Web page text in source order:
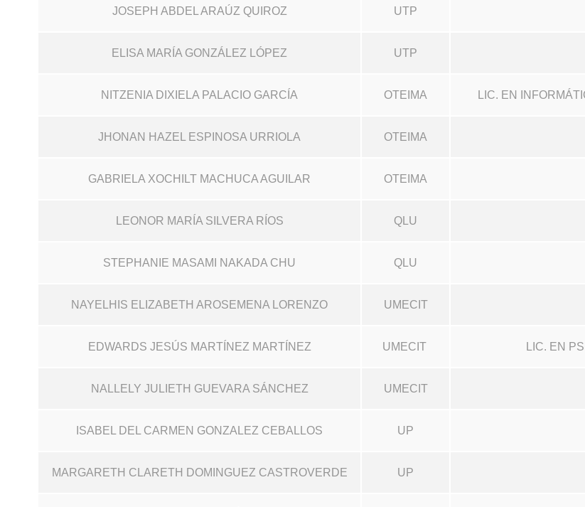
JOSEPH ABDEL ARAÚZ QUIROZ UTP
ELISA MARÍA GONZÁLEZ LÓPEZ UTP
NITZENIA DIXIELA PALACIO GARCÍA OTEIMA LIC. EN
JHONAN HAZEL ESPINOSA URRIOLA OTEIMA
GABRIELA XOCHILT MACHUCA AGUILAR OTEIMA
LEONOR MARÍA SILVERA RÍOS QLU
STEPHANIE MASAMI NAKADA CHU QLU
NAYELHIS ELIZABETH AROSEMENA LORENZO UMECIT
EDWARDS JESÚS MARTÍNEZ MARTÍNEZ UMECIT LIC. EN
NALLELY JULIETH GUEVARA SÁNCHEZ UMECIT
ISABEL DEL CARMEN GONZALEZ CEBALLOS UP
MARGARETH CLARETH DOMINGUEZ CASTROVERDE UP